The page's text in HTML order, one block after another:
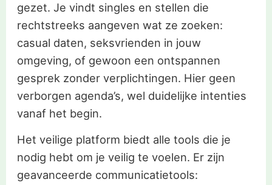
gezet. Je vindt singles en stellen die
rechtstreeks aangeven wat ze zoeken:
casual daten, seksvrienden in jouw
omgeving, of gewoon een ontspannen
gesprek zonder verplichtingen. Hier geen
verborgen agenda’s, wel duidelijke intenties
vanaf het begin.
Het veilige platform biedt alle tools die je
nodig hebt om je veilig te voelen. Er zijn
geavanceerde communicatietools: